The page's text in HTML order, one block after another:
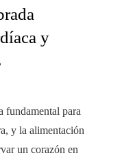
y
fundamental para
y la alimentación
un corazón en